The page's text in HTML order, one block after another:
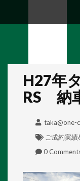
H27年
RS 納
taka@one-
ご成約実
0